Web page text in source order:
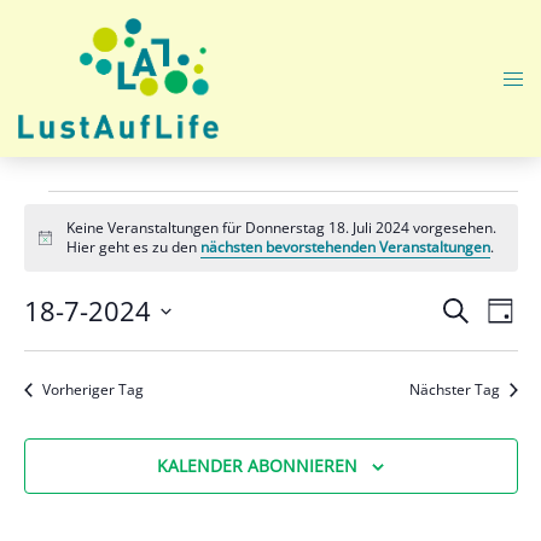
Veranstaltungen
für
Donnerstag
18.
Juli
2024
Hinweis
Keine Veranstaltungen für Donnerstag 18. Juli 2024 vorgesehen.
Hier geht es zu den nächsten bevorstehenden Veranstaltungen.
Suche
und
SUCHE
TAG
18-7-2024
Datum
wählen.
Vorheriger Tag Nächster Tag
KALENDER ABONNIEREN